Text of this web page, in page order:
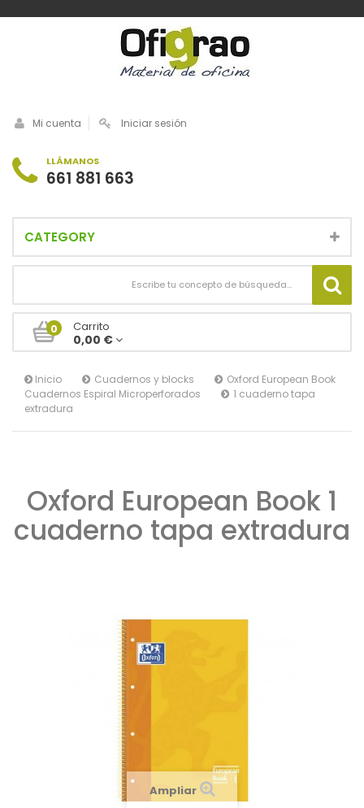
Mi cuenta Iniciar sesión
LLÁMANOS
661 881 663
CATEGORY
0 Carrito
0,00 €
Inicio
Cuadernos y blocks
Cuadernos Espiral Microperforados
Oxford European Book
1 cuaderno tapa
extradura
Oxford European Book 1
cuaderno tapa extradura
Ampliar